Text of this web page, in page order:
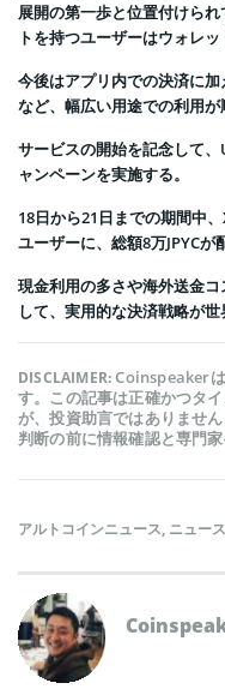
展開の第一歩と位置付けら
トを持つユーザーはウォレッ
今後はアプリ内での決済に
など、幅広い用途での利用が
サービスの開始を記念して
ャンペーンを実施する。
18日から21日までの期間中
ユーザーに、総額8万JPYCが
現金利用の多さや海外送金
して、実用的な決済戦略が世
DISCLAIMER:Coinspeaker
す。この記事は正確かつタ
が、投資助言ではありませ
判断の前に情報確認と専門
アルトコインニュース, ニュース